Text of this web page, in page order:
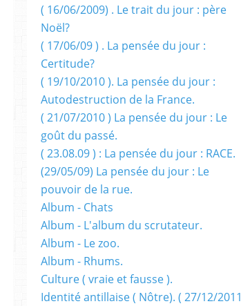
( 16/06/2009) . Le trait du jour : père
Noël?
( 17/06/09 ) . La pensée du jour :
Certitude?
( 19/10/2010 ). La pensée du jour :
Autodestruction de la France.
( 21/07/2010 ) La pensée du jour : Le
goût du passé.
( 23.08.09 ) : La pensée du jour : RACE.
(29/05/09) La pensée du jour : Le
pouvoir de la rue.
Album - Chats
Album - L'album du scrutateur.
Album - Le zoo.
Album - Rhums.
Culture ( vraie et fausse ).
Identité antillaise ( Nôtre). ( 27/12/2011